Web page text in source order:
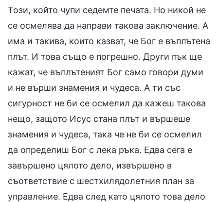
Този, който чупи седемте печата. Но никой не
се осмелява да направи такова заключение. А
има и такива, които казват, че Бог е въплътена
плът. И това също е погрешно. Други пък ще
кажат, че въплътеният Бог само говори думи
и не върши знамения и чудеса. А ти със
сигурност не би се осмелил да кажеш такова
нещо, защото Исус стана плът и вършеше
знамения и чудеса, така че не би се осмелил
да определиш Бог с лека ръка. Едва сега е
завършено цялото дело, извършено в
съответствие с шестхилядолетния план за
управление. Едва след като цялото това дело